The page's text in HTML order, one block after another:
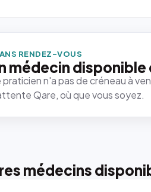
RENDEZ-VOUS
médecin disponible
praticien n'a pas de créneau à
Qare, où que vous soyez.
médecins